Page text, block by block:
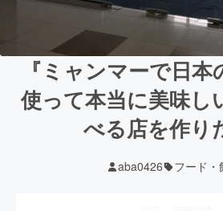
『ミャンマーで日
使って本当に美味し
べる店を作り
aba0426 フード・